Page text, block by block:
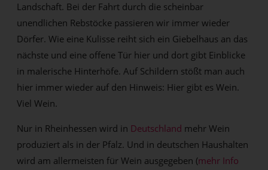
Landschaft. Bei der Fahrt durch die scheinbar
unendlichen Rebstöcke passieren wir immer wieder
Dörfer. Wie eine Kulisse reiht sich ein Giebelhaus an das
nächste und eine offene Tür hier und dort gibt Einblicke
in malerische Hinterhöfe. Auf Schildern stößt man auch
hier immer wieder auf den Hinweis: Hier gibt es Wein.
Viel Wein.
Nur in Rheinhessen wird in Deutschland mehr Wein
produziert als in der Pfalz. Und in deutschen Haushalten
wird am allermeisten für Wein ausgegeben (mehr Info